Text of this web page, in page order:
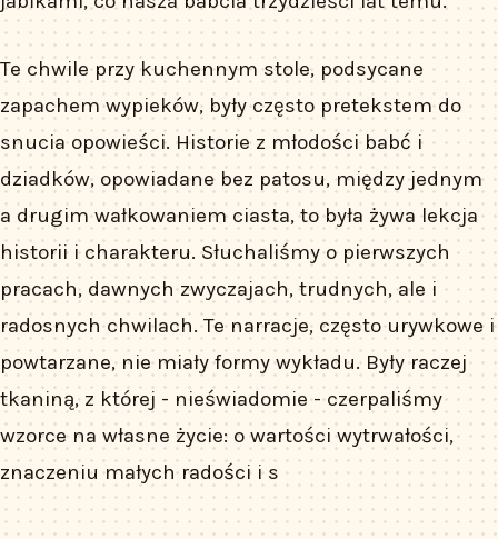
Te chwile przy kuchennym stole, podsycane
zapachem wypieków, były często pretekstem do
snucia opowieści. Historie z młodości babć i
dziadków, opowiadane bez patosu, między jednym
a drugim wałkowaniem ciasta, to była żywa lekcja
historii i charakteru. Słuchaliśmy o pierwszych
pracach, dawnych zwyczajach, trudnych, ale i
radosnych chwilach. Te narracje, często urywkowe i
powtarzane, nie miały formy wykładu. Były raczej
tkaniną, z której - nieświadomie - czerpaliśmy
wzorce na własne życie: o wartości wytrwałości,
znaczeniu małych radości i s